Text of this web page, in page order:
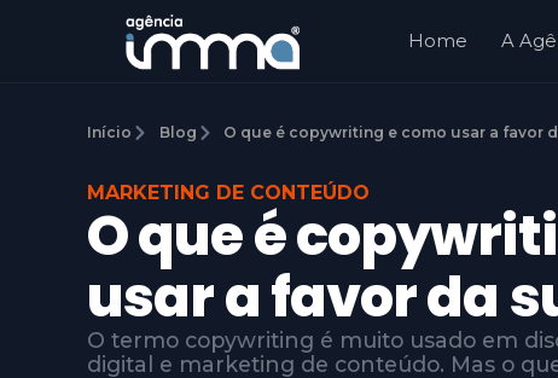
Home A
Início Blog O que é copywriting e como usar a favor
MARKETING DE CONTEÚDO
O que é
usar a favor da
O termo copywriting é muito usado em
digital e marketing de conteúdo. Mas o